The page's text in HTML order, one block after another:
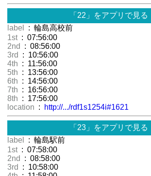
「22」をアプリで見る
label
: 輪島高校前
1st : 07:56:00
2nd
: 08:56:00
3rd
: 10:56:00
4th : 11:56:00
5th : 13:56:00
6th : 14:56:00
7th : 16:56:00
8th : 17:56:00
location : http://.../rdf1s1254i#1621
「23」をアプリで見る
label
: 輪島駅前
1st : 07:58:00
2nd
: 08:58:00
3rd
: 10:58:00